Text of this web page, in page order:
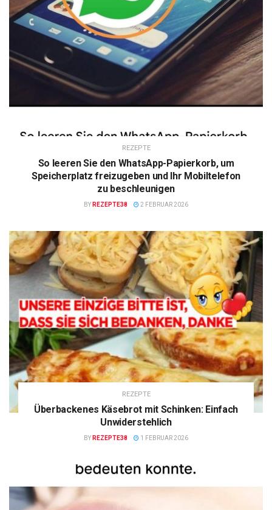
REZEPTE
So leeren Sie den WhatsApp-Papierkorb, um
Speicherplatz freizugeben und Ihr Mobiltelefon
zu beschleunigen
BY REZEPTE38 2 FEBRUAR 2026
REZEPTE
Überbackenes Käsebrot mit Schinken: Einfach
Unwiderstehlich
BY REZEPTE38 1 FEBRUAR 2026